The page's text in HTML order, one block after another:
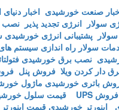
صنعت خورشیدی اخبار
سولار انرژی تجدید پذیر نصب
پشتیبانی انرژی خورشیدی
سولار راه اندازی سیستم
نصب برق خورشیدی
دار کردن ویلا فروش پنل
باتری خورشیدی ماژول
فروش UPS
قیمت سلول
اینورتر خورشیدی قیمت اینورتر